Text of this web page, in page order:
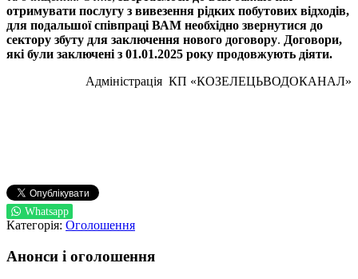
отримувати послугу з вивезення рідких побутових відходів,
для подальшої співпраці ВАМ необхідно звернутися до
сектору збуту для заключення нового договору. Договори,
які були заключені з 01.01.2025 року продовжують діяти.
Адміністрація КП «КОЗЕЛЕЦЬВОДОКАНАЛ»
Whatsapp
Категорія: Оголошення
Анонси і оголошення